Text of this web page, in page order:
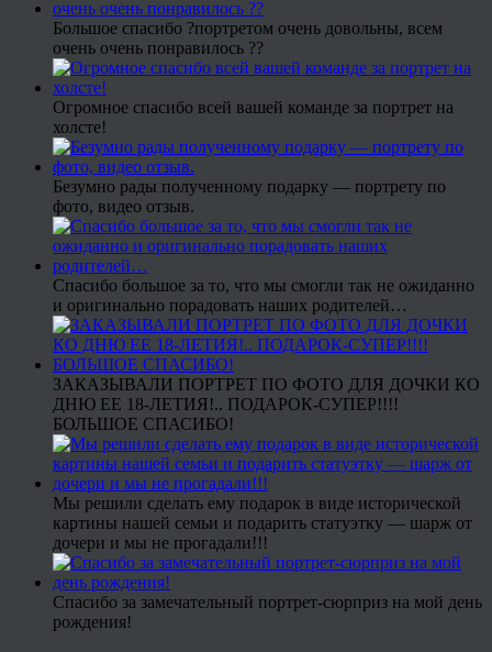
Большое спасибо ?портретом очень довольны, всем
очень очень понравилось ??
Огромное спасибо всей вашей команде за портрет на
холсте!
Безумно рады полученному подарку — портрету по
фото, видео отзыв.
Спасибо большое за то, что мы смогли так не ожиданно
и оригинально порадовать наших родителей…
ЗАКАЗЫВАЛИ ПОРТРЕТ ПО ФОТО ДЛЯ ДОЧКИ КО
ДНЮ ЕЕ 18-ЛЕТИЯ!.. ПОДАРОК-СУПЕР!!!!
БОЛЬШОЕ СПАСИБО!
Мы решили сделать ему подарок в виде исторической
картины нашей семьи и подарить статуэтку — шарж от
дочери и мы не прогадали!!!
Спасибо за замечательный портрет-сюрприз на мой день
рождения!